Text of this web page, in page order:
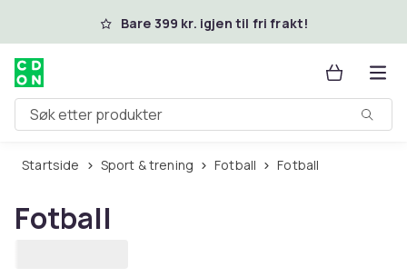
Hopp til hovedinnholdBare 399 kr. igjen til fri frakt!
Søk etter produkter
Startside Sport & trening Fotball Fotball
Fotball